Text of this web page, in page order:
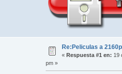
Re:Peliculas a
« Respuesta #1 en: 19
pm »